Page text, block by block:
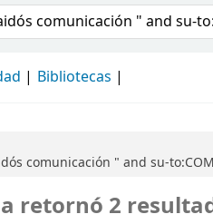
Bibliotecas
comunicación " and su-
retornó 2